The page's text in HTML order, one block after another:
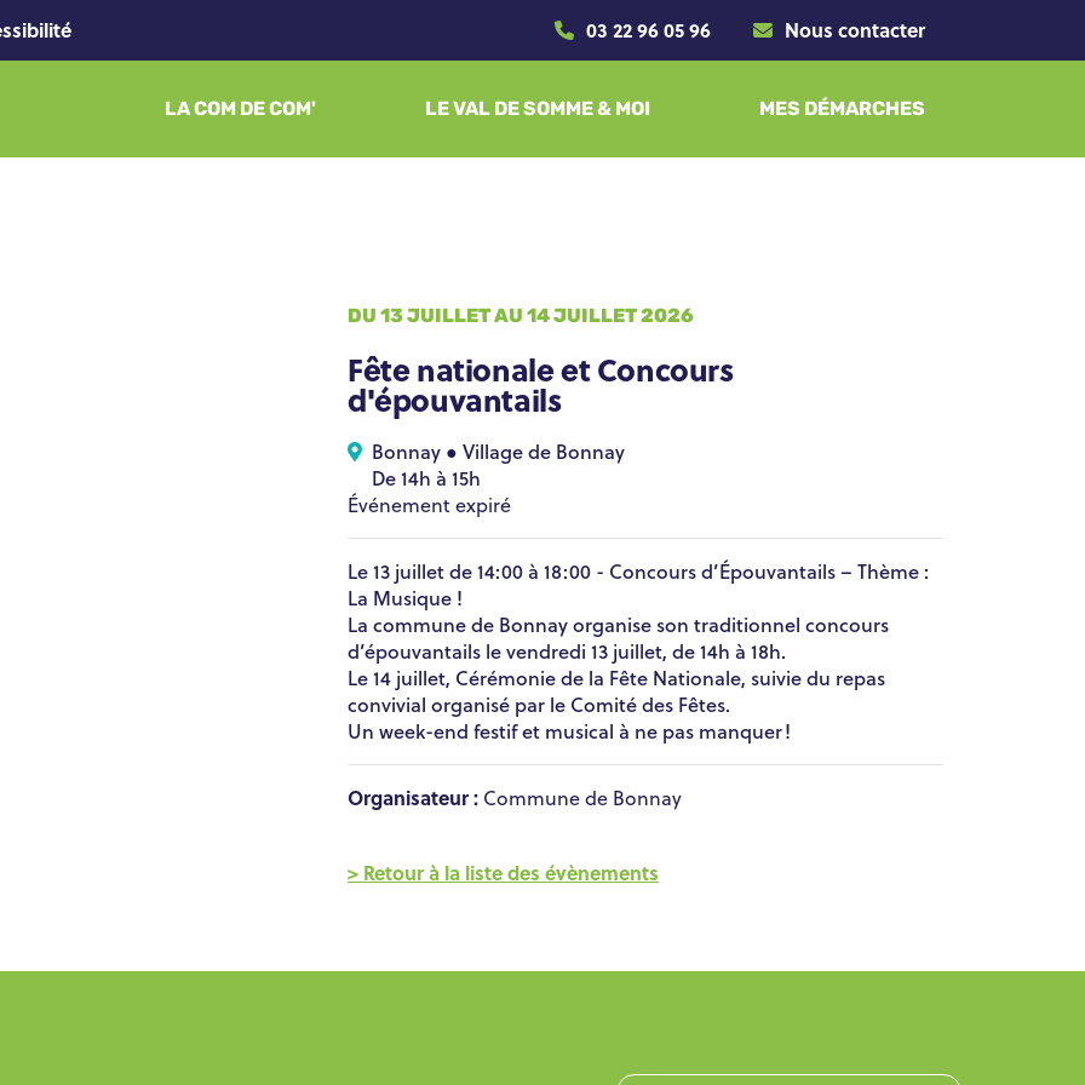
03 22 96 05 96 Nous contacter
LA COM DE COM' LE VAL DE SOMME & MOI MES DÉMARCHES
DU 13 JUILLET AU 14 JUILLET 2026
Fête nationale et Concours
d'épouvantails
Bonnay ● Village de Bonnay
De 14h à 15h
Événement expiré
Le 13 juillet de 14:00 à 18:00 - Concours d’Épouvantails – Thème :
La Musique !
La commune de Bonnay organise son traditionnel concours
d’épouvantails le vendredi 13 juillet, de 14h à 18h.
Le 14 juillet, Cérémonie de la Fête Nationale, suivie du repas
convivial organisé par le Comité des Fêtes.
Un week-end festif et musical à ne pas manquer !
Organisateur : Commune de Bonnay
> Retour à la liste des évènements